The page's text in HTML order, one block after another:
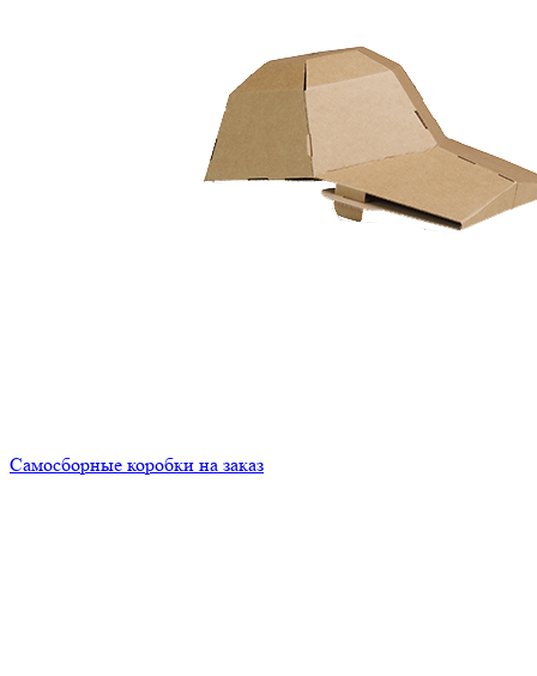
Самосборные коробки на заказ